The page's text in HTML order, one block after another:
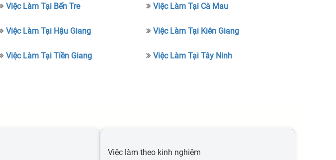
Việc Làm Tại Bến Tre Việc Làm Tại Cà Mau
Việc Làm Tại Hậu Giang Việc Làm Tại Kiên Giang
Việc Làm Tại Tiền Giang Việc Làm Tại Tây Ninh
Việc làm theo kinh nghiệm